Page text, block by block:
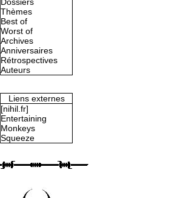
Thèmes
Best of
Worst of
Archives
Anniversaires
Rétrospectives
Auteurs
Liens externes
[nihil.fr]
Entertaining
Monkeys
Squeeze